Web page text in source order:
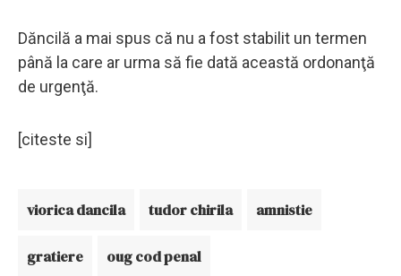
Dăncilă a mai spus că nu a fost stabilit un termen
până la care ar urma să fie dată această ordonanţă
de urgenţă.
[citeste si]
viorica dancila tudor chirila amnistie
gratiere oug cod penal